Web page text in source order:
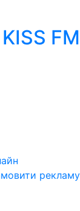
FM
рекламу